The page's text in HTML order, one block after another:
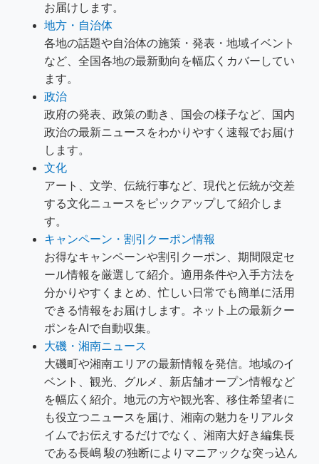
お届けします。
地方・自治体
各地の話題や自治体の施策・発表・地域イベント
など、全国各地の最新動向を幅広くカバーしてい
ます。
政治
政府の発表、政策の動き、国会の様子など、国内
政治の最新ニュースをわかりやすく速報でお届け
します。
文化
アート、文学、伝統行事など、現代と伝統が交差
する文化ニュースをピックアップして紹介しま
す。
キャンペーン・割引クーポン情報
お得なキャンペーンや割引クーポン、期間限定セ
ール情報を厳選して紹介。適用条件や入手方法を
分かりやすくまとめ、忙しい日常でも簡単に活用
できる情報をお届けします。ネット上の最新クー
ポンをAIで自動収集。
大磯・湘南ニュース
大磯町や湘南エリアの最新情報を発信。地域のイ
ベント、観光、グルメ、新店舗オープン情報など
を幅広く紹介。地元の方や観光客、移住希望者に
も役立つニュースを届け、湘南の魅力をリアルタ
イムでお伝えするだけでなく、湘南大好き編集長
である長嶋 駿の独断によりマニアックな突っ込ん